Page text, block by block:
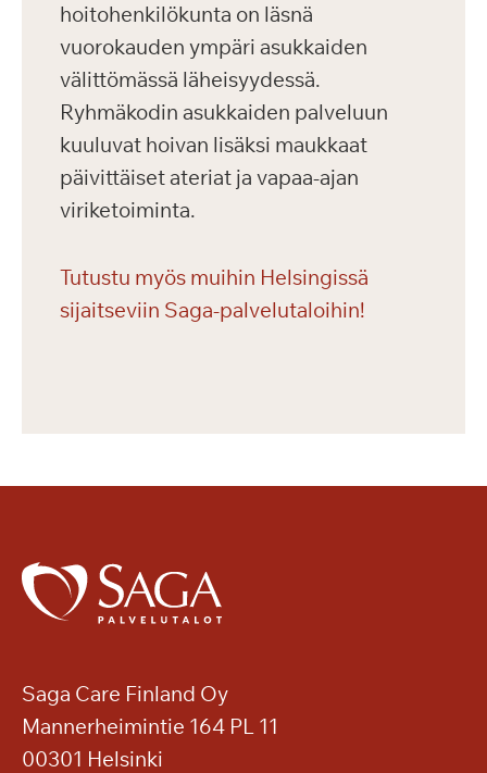
hoitohenkilökunta on läsnä
vuorokauden ympäri asukkaiden
välittömässä läheisyydessä.
Ryhmäkodin asukkaiden palveluun
kuuluvat hoivan lisäksi maukkaat
päivittäiset ateriat ja vapaa-ajan
viriketoiminta.
Tutustu myös muihin Helsingissä
sijaitseviin Saga-palvelutaloihin!
Saga Care Finland Oy
Mannerheimintie 164 PL 11
00301 Helsinki